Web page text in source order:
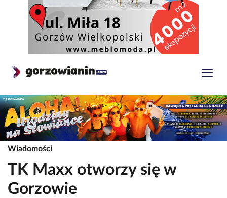
Wiadomości
TK Maxx otworzy się w
Gorzowie